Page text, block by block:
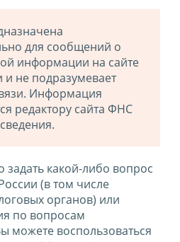
для сообщений о
информации на сайте
не подразумевает
Информация
редактору сайта ФНС
какой-либо вопрос
(в том числе
органов) или
по вопросам
можете воспользоваться